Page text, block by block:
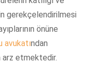
gerekçelendirilmesi
önüne
avukatından
arz etmektedir.